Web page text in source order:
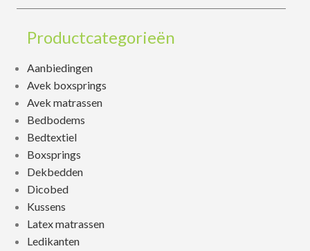
Productcategorieën
Aanbiedingen
Avek boxsprings
Avek matrassen
Bedbodems
Bedtextiel
Boxsprings
Dekbedden
Dicobed
Kussens
Latex matrassen
Ledikanten